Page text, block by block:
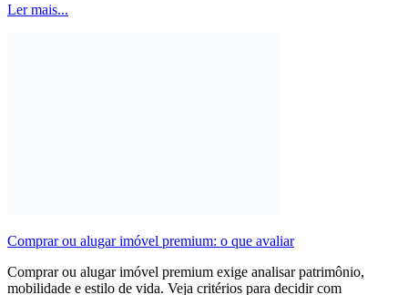
Ler mais...
Comprar ou alugar imóvel premium: o que avaliar
Comprar ou alugar imóvel premium exige analisar patrimônio,
mobilidade e estilo de vida. Veja critérios para decidir com